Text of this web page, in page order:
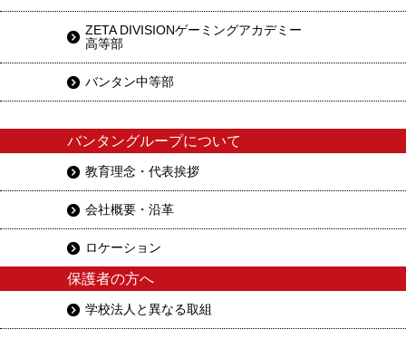
ZETA DIVISIONゲーミングアカデミー
高等部
バンタン中等部
バンタングループについて
教育理念・代表挨拶
会社概要・沿革
ロケーション
保護者の方へ
学校法人と異なる取組